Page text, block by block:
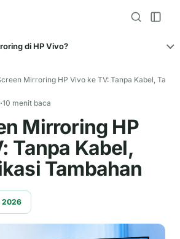
di HP Vivo?
Mirroring HP Vivo ke TV: Tanpa Kabel,
10 menit baca
Mirroring HP
Tanpa Kabel,
Tambahan
2026